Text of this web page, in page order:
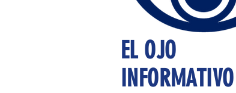
EL OJO
INFORMATIVO